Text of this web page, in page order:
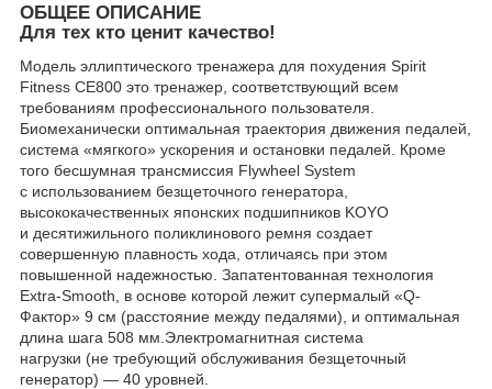
ОБЩЕЕ ОПИСАНИЕ
Для тех кто ценит качество!
Модель эллиптического тренажера для похудения Spirit
Fitness CE800 это тренажер, соответствующий всем
требованиям профессионального пользователя.
Биомеханически оптимальная траектория движения педалей,
система «мягкого» ускорения и остановки педалей. Кроме
того бесшумная трансмиссия Flywheel System
с использованием безщеточного генератора,
высококачественных японских подшипников KOYO
и десятижильного поликлинового ремня создает
совершенную плавность хода, отличаясь при этом
повышенной надежностью. Запатентованная технология
Extra-Smooth, в основе которой лежит супермалый «Q-
Фактор» 9 см (расстояние между педалями), и оптимальная
длина шага 508 мм.Электромагнитная система
нагрузки (не требующий обслуживания безщеточный
генератор) — 40 уровней.